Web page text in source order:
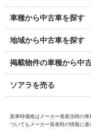
車種から中古車を探す
地域から中古車を探す
掲載物件の車種から中
ソアラを売る
新車時価格はメーカー発表当時の
ついてもメーカー発表時の情報に基